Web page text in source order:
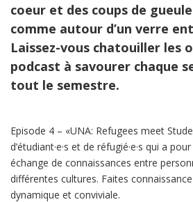
coeur et des coups de
comme autour d’un verre
Laissez-vous chatouiller les
podcast à savourer chaque
tout le semestre.
Episode 4 – «UNA: Refugees meet
d’étudiant·e·s et de réfugié·e·s qui a
échange de connaissances entre
différentes cultures. Faites
dynamique et conviviale.